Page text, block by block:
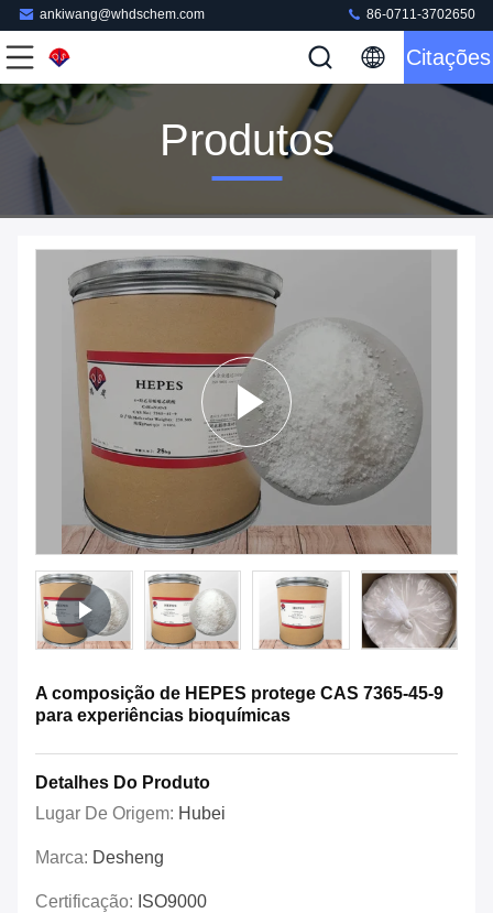
ankiwang@whdschem.com 86-0711-3702650
Citações
Produtos
A composição de HEPES protege CAS 7365-45-9
para experiências bioquímicas
Detalhes Do Produto
Lugar De Origem: Hubei
Marca: Desheng
Certificação: ISO9000